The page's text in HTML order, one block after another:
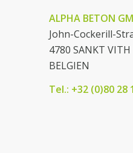
ALPHA BETON
John-Cockerill-
4780 SANKT VITH
BELGIEN
Tel.: +32 (0)80 28